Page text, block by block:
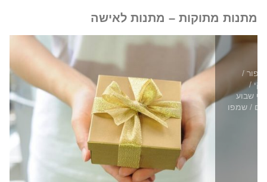
מתנות מתוקות – מתנות לאישה
איפור/
/
שבוע
/שמפו